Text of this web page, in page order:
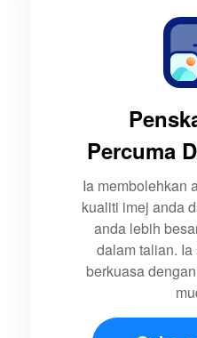
Percuma
Ia membolehkan
kualiti imej anda
anda lebih
dalam talian.
berkuasa